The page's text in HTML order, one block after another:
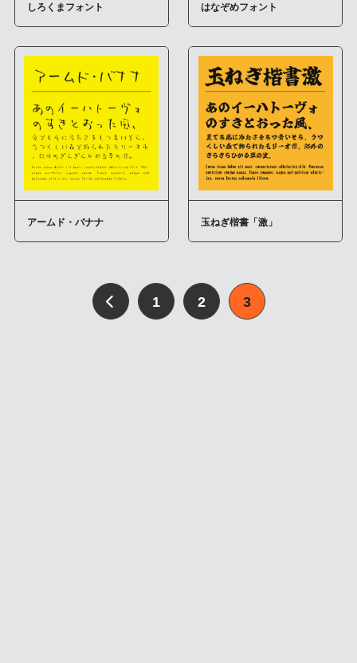
しろくまフォント はなぞめフォント
アームド・バナナ 玉ねぎ楷書「激」
1 2 3